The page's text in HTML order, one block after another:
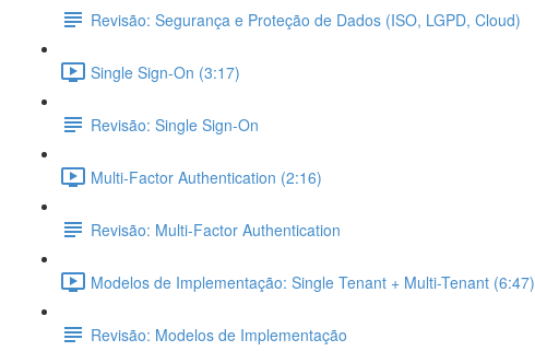
Revisão: Segurança e Proteção de Dados (ISO, LGPD, Cloud)
Single Sign-On (3:17)
Revisão: Single Sign-On
Multi-Factor Authentication (2:16)
Revisão: Multi-Factor Authentication
Modelos de Implementação: Single Tenant + Multi-Tenant (6:47)
Revisão: Modelos de Implementação